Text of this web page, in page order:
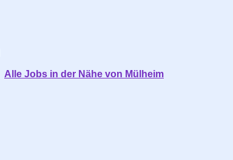
Alle Jobs in der Nähe von Mülheim